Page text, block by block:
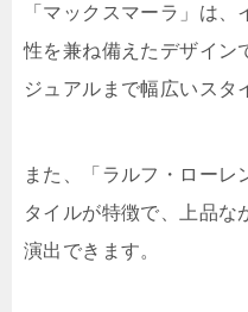
「マックスマーラ」は
性を兼ね備えたデザイン
ジュアルまで幅広いスタ
また、「ラルフ・ローレ
タイルが特徴で、上品な
演出できます。